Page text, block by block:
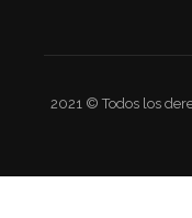
2021 © Todos los